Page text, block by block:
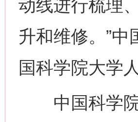
动线进行梳理
升和维修。”中
国科学院大学
中国科学院